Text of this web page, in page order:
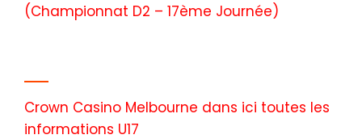
(Championnat D2 – 17ème Journée)
Crown Casino Melbourne dans ici toutes les
informations U17